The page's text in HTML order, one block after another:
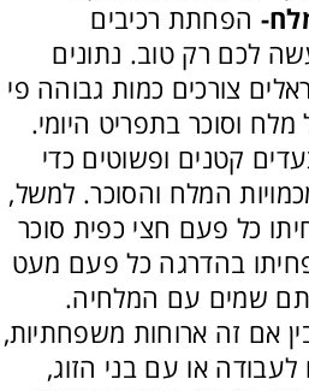
הפחתת רכיבים
לכם רק טוב. נתונים
צורכים כמות גבוהה פי
וסוכר בתפריט היומי.
קטנים ופשוטים כדי
המלח והסוכר. למשל,
כל פעם חצי כפית סוכר
בהדרגה כל פעם מעט
שמים עם המלחיה.
אם זה ארוחות משפחתיות,
או עם בני הזוג,